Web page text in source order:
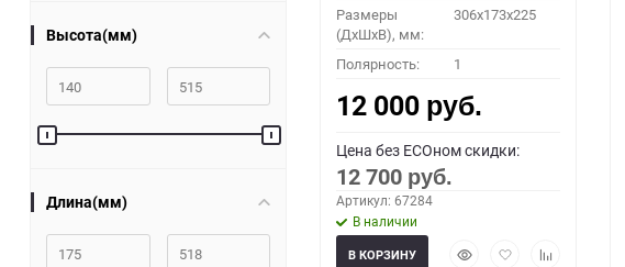
Высота(мм)
Длина(мм)
Размеры
(ДхШхВ), мм:
306x173x225
Полярность: 1
12 000 руб.
Цена без ECOном скидки:
12 700 руб.
Артикул: 67284
В наличии
БыстрыйДобавитьДобавить
В КОРЗИНУ